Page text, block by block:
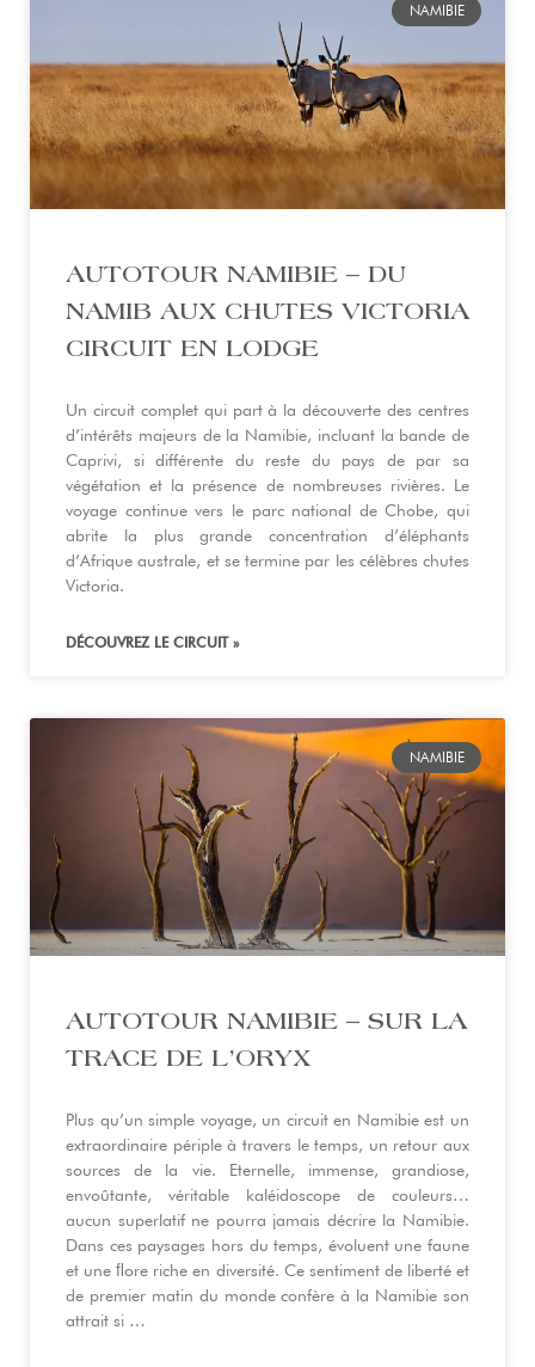
NAMIBIE
AUTOTOUR NAMIBIE – DU
NAMIB AUX CHUTES VICTORIA
CIRCUIT EN LODGE
Un circuit complet qui part à la découverte des centres
d’intérêts majeurs de la Namibie, incluant la bande de
Caprivi, si différente du reste du pays de par sa
végétation et la présence de nombreuses rivières. Le
voyage continue vers le parc national de Chobe, qui
abrite la plus grande concentration d’éléphants
d’Afrique australe, et se termine par les célèbres chutes
Victoria.
DÉCOUVREZ LE CIRCUIT »
NAMIBIE
AUTOTOUR NAMIBIE – SUR LA
TRACE DE L’ORYX
Plus qu’un simple voyage, un circuit en Namibie est un
extraordinaire périple à travers le temps, un retour aux
sources de la vie. Eternelle, immense, grandiose,
envoûtante, véritable kaléidoscope de couleurs…
aucun superlatif ne pourra jamais décrire la Namibie.
Dans ces paysages hors du temps, évoluent une faune
et une ﬂore riche en diversité. Ce sentiment de liberté et
de premier matin du monde confère à la Namibie son
attrait si …